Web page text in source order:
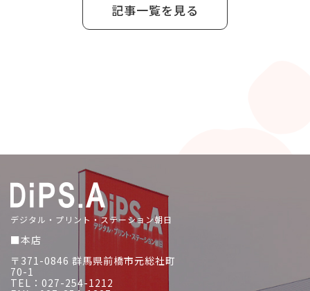
記事一覧を見る
デジタル・プリント・ステーション朝日
■本店
〒371-0846 群馬県前橋市元総社町
70-1
TEL：027-254-1212